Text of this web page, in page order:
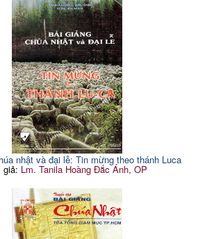
nhật và đại lễ: Tin mừng theo thánh Luca
giả: Lm. Tanila Hoàng Đắc Ánh, OP